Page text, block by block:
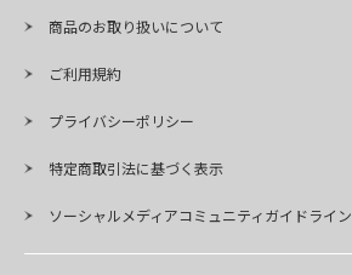
商品のお取り扱いについて
ご利用規約
プライバシーポリシー
特定商取引法に基づく表示
ソーシャルメディアコミュニティガイドライン